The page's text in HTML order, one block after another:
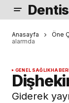
Anasayfa Öne
alarmda
GENEL SAĞLIK
Giderek